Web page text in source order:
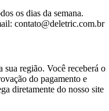
os dias da semana.
contato@deletric.com.br
sua região. Você receberá o
do pagamento e
diretamente do nosso site